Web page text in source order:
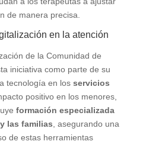
de manera precisa.
en la atención
de la Comunidad de
iniciativa como parte de su
tecnología en los servicios
positivo en los menores,
formación especializada
las familias , asegurando una
de estas herramientas